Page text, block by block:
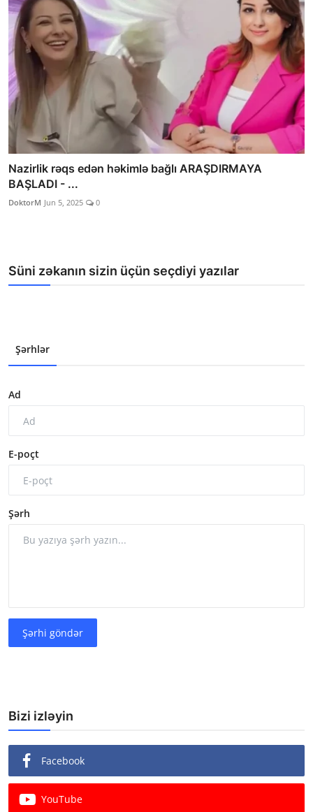
Nazirlik rəqs edən həkimlə bağlı ARAŞDIRMAYA
BAŞLADI - ...
DoktorM Jun 5, 2025 0
Süni zəkanın sizin üçün seçdiyi yazılar
Şərhlər
Ad
E-poçt
Şərh
Şərhi göndər
Bizi izləyin
Facebook
YouTube